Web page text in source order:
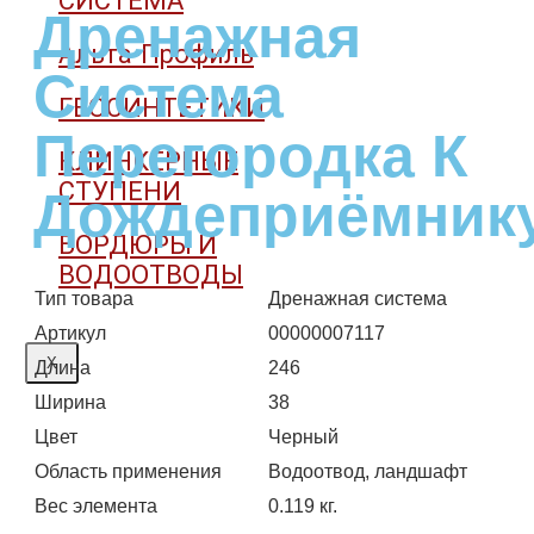
Альта-Профиль
ГЕОСИНТЕТИКИ
КЛИНКЕРНЫЕ
СТУПЕНИ
БОРДЮРЫ И
ВОДООТВОДЫ
X
Дренажная
Система
Перегородка К
Тип товара
Дренажная система
Артикул
00000007117
Длина
246
Ширина
38
Цвет
Черный
Область применения
Водоотвод, ландшафт
Вес элемента
0.119 кг.